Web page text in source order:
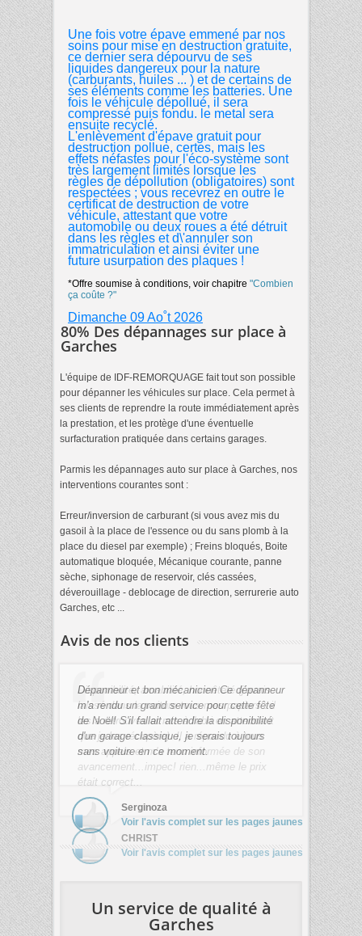
Une fois votre épave emmené par nos
soins pour mise en destruction gratuite,
ce dernier sera dépourvu de ses
liquides dangereux pour la nature
(carburants, huiles ... ) et de certains de
ses éléments comme les batteries. Une
fois le véhicule dépollué, il sera
compressé puis fondu. le metal sera
ensuite recyclé.
L'enlèvement d'épave gratuit pour
destruction pollue, certes, mais les
effets néfastes pour l'éco-système sont
très largement limités lorsque les
règles de dépollution (obligatoires) sont
respectées ; vous recevrez en outre le
certificat de destruction de votre
véhicule, attestant que votre
automobile ou deux roues a été détruit
dans les règles et d\'annuler son
immatriculation et ainsi éviter une
future usurpation des plaques !
*Offre soumise à conditions, voir chapitre "Combien
ça coûte ?"
Dimanche 09 Ao˚t 2026
80% Des dépannages sur place à
Garches
L'équipe de IDF-REMORQUAGE fait tout son possible
pour dépanner les véhicules sur place. Cela permet à
ses clients de reprendre la route immédiatement après
la prestation, et les protège d'une éventuelle
surfacturation pratiquée dans certains garages.
Parmis les dépannages auto sur place à Garches, nos
interventions courantes sont :
Erreur/inversion de carburant (si vous avez mis du
gasoil à la place de l'essence ou du sans plomb à la
place du diesel par exemple) ; Freins bloqués, Boite
automatique bloquée, Mécanique courante, panne
sèche, siphonage de reservoir, clés cassées,
déverouillage - deblocage de direction, serrurerie auto
Garches, etc ...
Avis de nos clients
Dépanneur et bon mécanicien Ce dépanneur
m'a rendu un grand service pour cette fête
de Noël! S'il fallait attendre la disponibilité
d'un garage classique, je serais toujours
sans voiture en ce moment.
Serginoza
Voir l'avis complet sur les pages jaunes
Un service de qualité à
Garches